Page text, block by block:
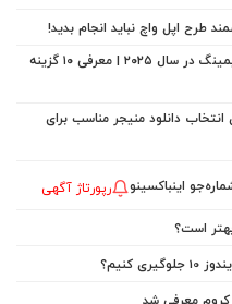
مناسب‌ترین کارت گرافیک برای بازی و گیمینگ در سال ۲۰۲۵ | معرفی ۱۰ گزینه
انتخاب دانلود منیجر مناسب برای
اینباکسینو رپورتاژ آگهی